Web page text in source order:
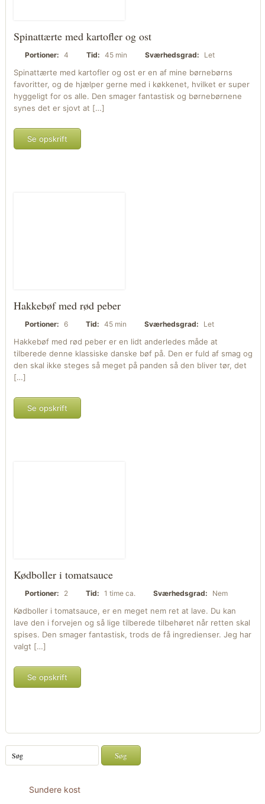
Spinattærte med kartofler og ost
Portioner: 4 Tid: 45 min Sværhedsgrad: Let
Spinattærte med kartofler og ost er en af mine børnebørns
favoritter, og de hjælper gerne med i køkkenet, hvilket er super
hyggeligt for os alle. Den smager fantastisk og børnebørnene
synes det er sjovt at […]
Se opskrift
Hakkebøf med rød peber
Portioner: 6 Tid: 45 min Sværhedsgrad: Let
Hakkebøf med rød peber er en lidt anderledes måde at
tilberede denne klassiske danske bøf på. Den er fuld af smag og
den skal ikke steges så meget på panden så den bliver tør, det
[…]
Se opskrift
Kødboller i tomatsauce
Portioner: 2 Tid: 1 time ca. Sværhedsgrad: Nem
Kødboller i tomatsauce, er en meget nem ret at lave. Du kan
lave den i forvejen og så lige tilberede tilbehøret når retten skal
spises. Den smager fantastisk, trods de få ingredienser. Jeg har
valgt […]
Se opskrift
Sundere kost